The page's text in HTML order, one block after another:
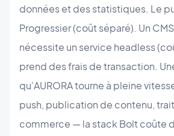
données et des statistiques. Le
Progressier (coût séparé). Un
nécessite un service headless
prend des frais de transaction.
qu'AURORA tourne à pleine
push, publication de contenu,
commerce — la stack Bolt coûte